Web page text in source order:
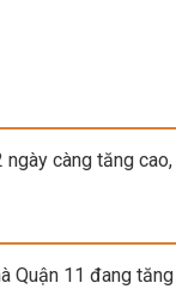
càng tăng cao,
Quận 11 đang